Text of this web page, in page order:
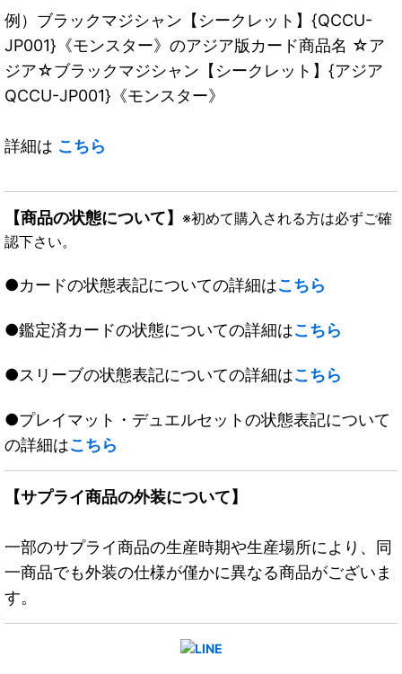
例）ブラックマジシャン【シークレット】{QCCU-
JP001}《モンスター》のアジア版カード商品名 ☆ア
ジア☆ブラックマジシャン【シークレット】{アジア
QCCU-JP001}《モンスター》
詳細は こちら
【商品の状態について】 ※初めて購入される方は必ずご確
認下さい。
●カードの状態表記についての詳細はこちら
●鑑定済カードの状態についての詳細はこちら
●スリーブの状態表記についての詳細はこちら
●プレイマット・デュエルセットの状態表記について
の詳細はこちら
【サプライ商品の外装について】
一部のサプライ商品の生産時期や生産場所により、同
一商品でも外装の仕様が僅かに異なる商品がございま
す。